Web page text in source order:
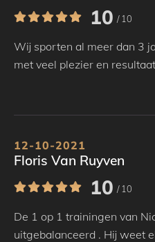
10 / 10
Wij sporten al meer dan 3
met veel plezier en
12-10-2021
Floris Van Ruyven
10 / 10
De 1 op 1 trainingen van
uitgebalanceerd . Hij weet